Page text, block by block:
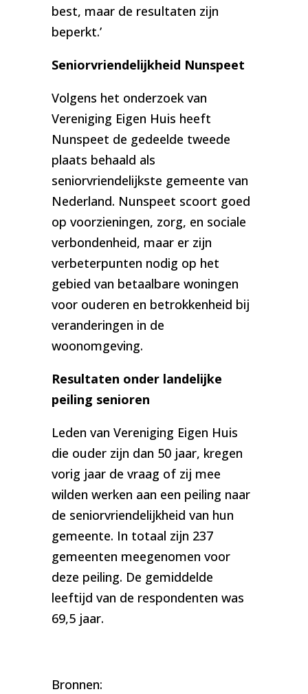
best, maar de resultaten zijn
beperkt.’
Seniorvriendelijkheid Nunspeet
Volgens het onderzoek van
Vereniging Eigen Huis heeft
Nunspeet de gedeelde tweede
plaats behaald als
seniorvriendelijkste gemeente van
Nederland. Nunspeet scoort goed
op voorzieningen, zorg, en sociale
verbondenheid, maar er zijn
verbeterpunten nodig op het
gebied van betaalbare woningen
voor ouderen en betrokkenheid bij
veranderingen in de
woonomgeving.
Resultaten onder landelijke
peiling senioren
Leden van Vereniging Eigen Huis
die ouder zijn dan 50 jaar, kregen
vorig jaar de vraag of zij mee
wilden werken aan een peiling naar
de seniorvriendelijkheid van hun
gemeente. In totaal zijn 237
gemeenten meegenomen voor
deze peiling. De gemiddelde
leeftijd van de respondenten was
69,5 jaar.
Bronnen: